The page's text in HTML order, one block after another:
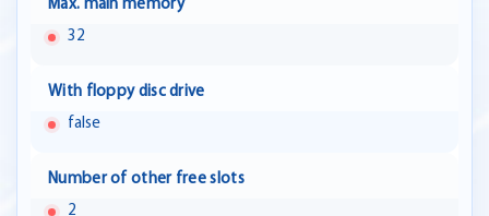
Max. main memory
32
With floppy disc drive
false
Number of other free slots
2